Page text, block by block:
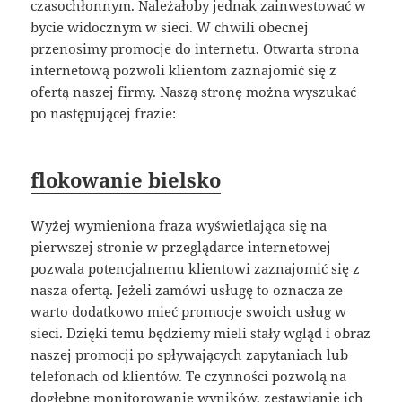
czasochłonnym. Należałoby jednak zainwestować w
bycie widocznym w sieci. W chwili obecnej
przenosimy promocje do internetu. Otwarta strona
internetową pozwoli klientom zaznajomić się z
ofertą naszej firmy. Naszą stronę można wyszukać
po następującej frazie:
flokowanie bielsko
Wyżej wymieniona fraza wyświetlająca się na
pierwszej stronie w przeglądarce internetowej
pozwala potencjalnemu klientowi zaznajomić się z
nasza ofertą. Jeżeli zamówi usługę to oznacza ze
warto dodatkowo mieć promocje swoich usług w
sieci. Dzięki temu będziemy mieli stały wgląd i obraz
naszej promocji po spływających zapytaniach lub
telefonach od klientów. Te czynności pozwolą na
dogłębne monitorowanie wyników, zestawianie ich